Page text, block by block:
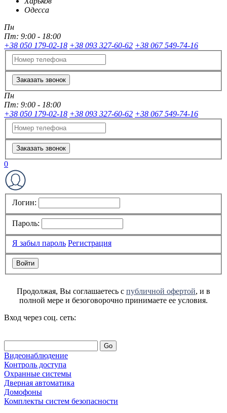
Одесса
Пн
Пт: 9:00 - 18:00
+38 050 179-02-18 +38 093 327-60-62 +38 067 549-74-16
Заказать звонок
Пн
Пт: 9:00 - 18:00
+38 050 179-02-18 +38 093 327-60-62 +38 067 549-74-16
Заказать звонок
0
Логин:
Пароль:
Я забыл пароль Регистрация
Продолжая, Вы соглашаетесь с публичной офертой, и в
полной мере и безоговорочно принимаете ее условия.
Вход через соц. сеть:
Go
Видеонаблюдение
Контроль доступа
Охранные системы
Дверная автоматика
Домофоны
Комплекты систем безопасности